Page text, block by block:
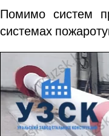
Помимо систем
системах